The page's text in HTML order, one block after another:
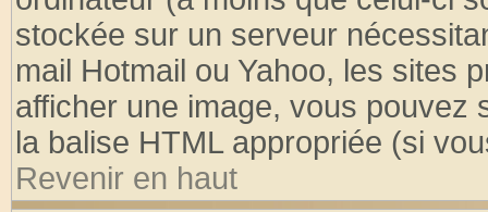
stockée sur un serveur
mail Hotmail ou Yahoo, les sites
afficher une image, vous pouvez
la balise HTML appropriée (si
Revenir en haut